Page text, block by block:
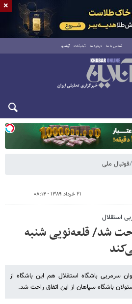
تماس با ما درباره ما تبلیغات آرشیو
فوتبال ملی
۲۱ خرداد ۱۳۸۹ - ۰۸:۱۴
استقلال
شد/ قلعه‌نویی شنبه
سرمربی باشگاه استقلال هم این باشگاه از
باشگاه سپاهان از این اتفاق راحت شد.
×